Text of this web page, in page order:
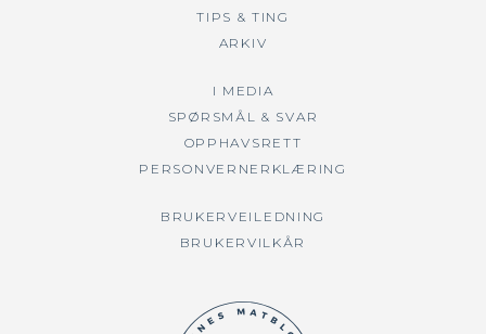
TIPS & TING
ARKIV
I MEDIA
SPØRSMÅL & SVAR
OPPHAVSRETT
PERSONVERNERKLÆRING
BRUKERVEILEDNING
BRUKERVILKÅR